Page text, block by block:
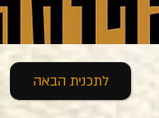
לתכנית הבאה